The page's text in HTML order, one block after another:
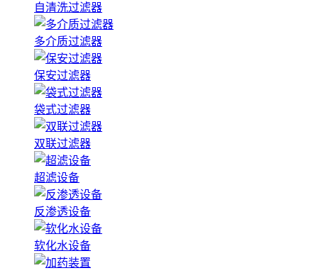
自清洗过滤器
多介质过滤器
保安过滤器
袋式过滤器
双联过滤器
超滤设备
反渗透设备
软化水设备